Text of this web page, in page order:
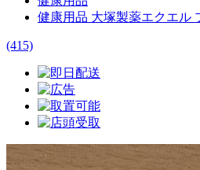
健康用品 大塚製薬エクエ
(415)